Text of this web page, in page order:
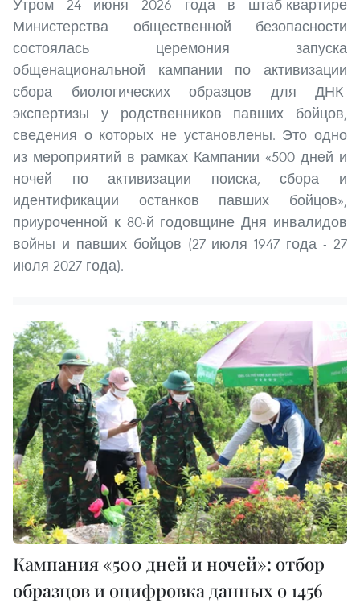
Утром 24 июня 2026 года в штаб-квартире
Министерства общественной безопасности
состоялась церемония запуска
общенациональной кампании по активизации
сбора биологических образцов для ДНК-
экспертизы у родственников павших бойцов,
сведения о которых не установлены. Это одно
из мероприятий в рамках Кампании «500 дней и
ночей по активизации поиска, сбора и
идентификации останков павших бойцов»,
приуроченной к 80-й годовщине Дня инвалидов
войны и павших бойцов (27 июля 1947 года - 27
июля 2027 года).
Кампания «500 дней и ночей»: отбор
образцов и оцифровка данных о 1456